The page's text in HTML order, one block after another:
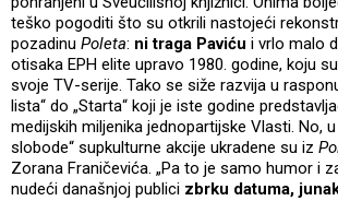
teško pogoditi što su otkrili nastojeći
pozadinu Poleta: ni traga Paviću i vrlo malo
otisaka EPH elite upravo 1980. godine, koju
svoje TV-serije. Tako se siže razvija u
lista“ do „Starta“ koji je iste godine
medijskih miljenika jednopartijske Vlasti. No,
slobode“ supkulturne akcije ukradene su iz
Zorana Franičevića. „Pa to je samo humor i
nudeći današnjoj publici zbrku datuma,